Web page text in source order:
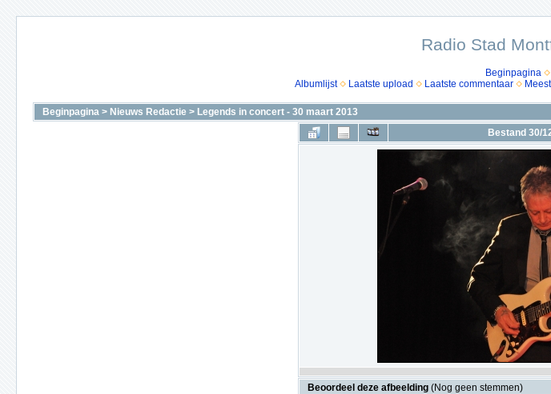
Radio Stad
Beginpagina
Albumlijst
Laatste upload Laatste commentaar
Beginpagina > Nieuws Redactie > Legends in concert - 30 maart 2013
Bestand 30/
Beoordeel deze afbeelding (Nog geen stemmen)